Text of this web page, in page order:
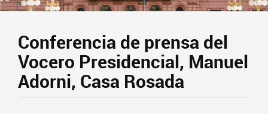
Conferencia de prensa del
Vocero Presidencial, Manuel
Adorni, Casa Rosada